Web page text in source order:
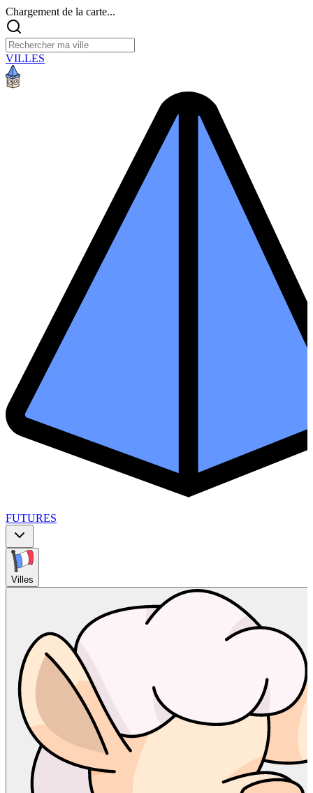
Chargement de la carte...
VILLES
FUTURES
Villes